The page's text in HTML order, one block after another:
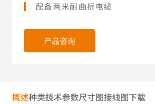
配备两米耐曲折电缆
产品咨询
概述种类技术参数尺寸图接线图下载